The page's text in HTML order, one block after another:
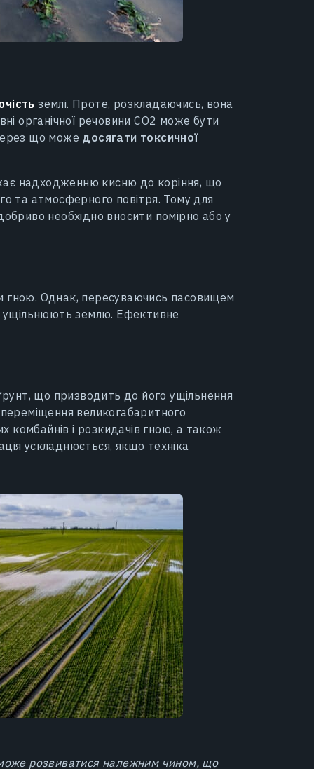
землі. Проте, розкладаючись, вона
органічної речовини CO2 може бути
що може досягати токсичної
надходженню кисню до коріння, що
та атмосферного повітря. Тому для
необхідно вносити помірно або у
гною. Однак, пересуваючись пасовищем
ущільнюють землю. Ефективне
що призводить до його ущільнення
великогабаритного
комбайнів і розкидачів гною, а також
ускладнюється, якщо техніка
розвиватися належним чином, що